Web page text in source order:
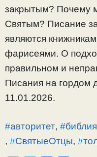
закрытым? Почему
Святым? Писание
являются
фарисеями. О
правильном и
Писания на гордом
11.01.2026.
#авторитет, #библия
, #СвятыеОтцы,